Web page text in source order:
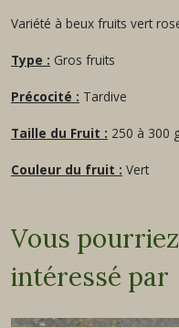
Variété à beux fruits vert
Type : Gros fruits
Précocité : Tardive
Taille du Fruit : 250 à 300
Couleur du fruit : Vert
Vous
intéressé par